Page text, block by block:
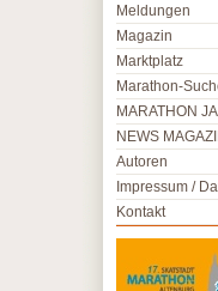
Meldungen
Magazin
Marktplatz
Marathon-
MARATHON
NEWS
Autoren
Impressum /
Kontakt